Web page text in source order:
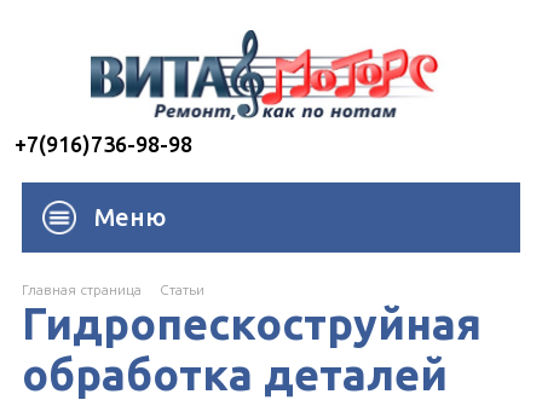
+7(916)736-98-98
Меню
Главная страница Cтатьи
Гидропескоструйная
обработка деталей